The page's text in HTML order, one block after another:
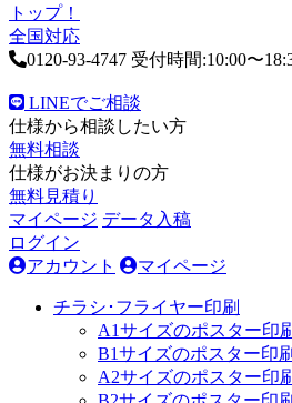
トップ！
全国対応
0120-93-4747 受付時間:10:00〜
LINEでご相談
仕様から相談したい方
無料相談
仕様がお決まりの方
無料見積り
マイページ データ入稿
ログイン
アカウント
マイページ
チラシ･フライヤー印刷
A1サイズのポスター印
B1サイズのポスター印
A2サイズのポスター印